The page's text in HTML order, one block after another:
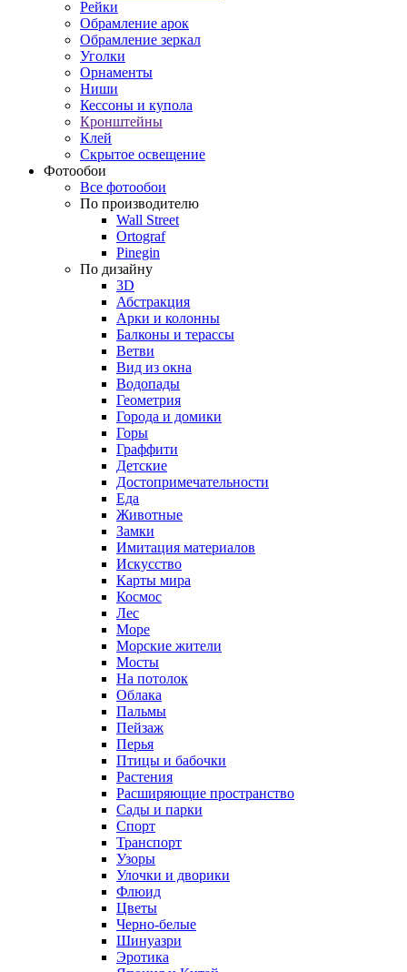
Рейки
Обрамление арок
Обрамление зеркал
Уголки
Орнаменты
Ниши
Кессоны и купола
Кронштейны
Клей
Скрытое освещение
Фотообои
Все фотообои
По производителю
Wall Street
Ortograf
Pinegin
По дизайну
3D
Абстракция
Арки и колонны
Балконы и терассы
Ветви
Вид из окна
Водопады
Геометрия
Города и домики
Горы
Граффити
Детские
Достопримечательности
Еда
Животные
Замки
Имитация материалов
Искусство
Карты мира
Космос
Лес
Море
Морские жители
Мосты
На потолок
Облака
Пальмы
Пейзаж
Перья
Птицы и бабочки
Растения
Расширяющие пространство
Сады и парки
Спорт
Транспорт
Узоры
Улочки и дворики
Флюид
Цветы
Черно-белые
Шинуазри
Эротика